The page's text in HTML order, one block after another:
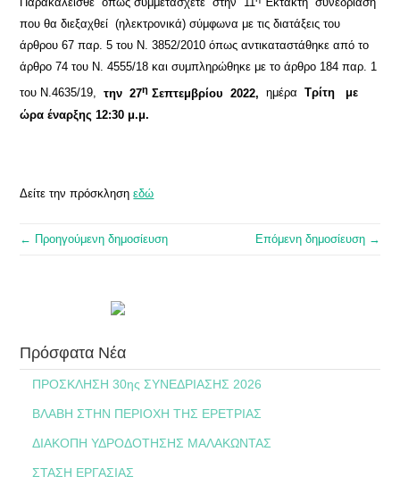
που θα διεξαχθεί (ηλεκτρονικά) σύμφωνα με τις διατάξεις του
άρθρου 67 παρ. 5 του Ν. 3852/2010 όπως αντικαταστάθηκε από το
άρθρο 74 του N. 4555/18 και συμπληρώθηκε με το άρθρο 184 παρ. 1
του Ν.4635/19,την 27η Σεπτεμβρίου 2022,ημέρα Τρίτη με
ώρα έναρξης 12:30 μ.μ.
Δείτε την πρόσκλησηεδώ
← Προηγούμενη δημοσίευση Επόμενη δημοσίευση →
Πρόσφατα Νέα
ΠΡΟΣΚΛΗΣΗ 30ης ΣΥΝΕΔΡΙΑΣΗΣ 2026
ΒΛΑΒΗ ΣΤΗΝ ΠΕΡΙΟΧΗ ΤΗΣ ΕΡΕΤΡΙΑΣ
ΔΙΑΚΟΠΗ ΥΔΡΟΔΟΤΗΣΗΣ ΜΑΛΑΚΩΝΤΑΣ
ΣΤΑΣΗ ΕΡΓΑΣΙΑΣ